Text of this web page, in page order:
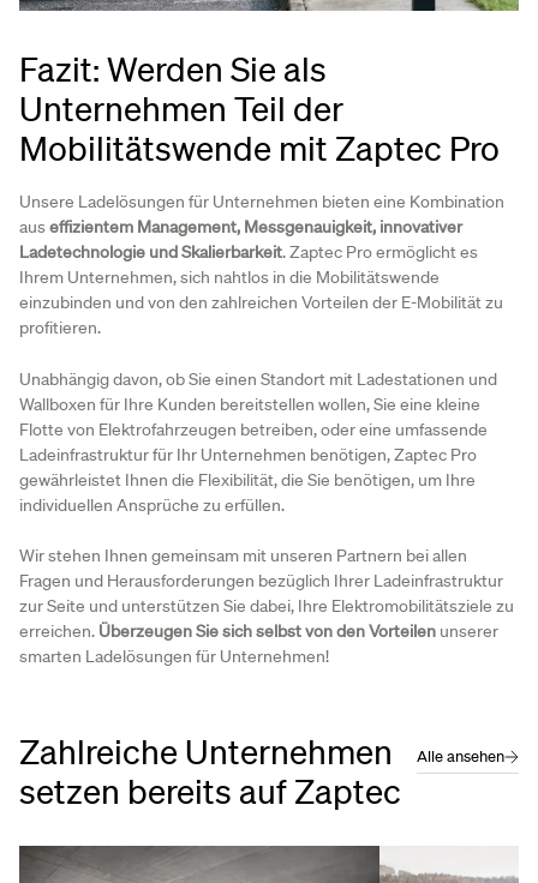
Fazit: Werden Sie als
Unternehmen Teil der
Mobilitätswende mit Zaptec Pro
Unsere Ladelösungen für Unternehmen bieten eine Kombination
auseffizientem Management, Messgenauigkeit, innovativer
Ladetechnologie und Skalierbarkeit. Zaptec Pro ermöglicht es
Ihrem Unternehmen, sich nahtlos in die Mobilitätswende
einzubinden und von den zahlreichen Vorteilen der E-Mobilität zu
profitieren.
Unabhängig davon, ob Sie einen Standort mit Ladestationen und
Wallboxen für Ihre Kunden bereitstellen wollen, Sie eine kleine
Flotte von Elektrofahrzeugen betreiben, oder eine umfassende
Ladeinfrastruktur für Ihr Unternehmen benötigen, Zaptec Pro
gewährleistet Ihnen die Flexibilität, die Sie benötigen, um Ihre
individuellen Ansprüche zu erfüllen.
Wir stehen Ihnen gemeinsam mit unseren Partnern bei allen
Fragen und Herausforderungen bezüglich Ihrer Ladeinfrastruktur
zur Seite und unterstützen Sie dabei, Ihre Elektromobilitätsziele zu
erreichen. Überzeugen Sie sich selbst von den Vorteilen unserer
smarten Ladelösungen für Unternehmen!
Zahlreiche Unternehmen
setzen bereits auf Zaptec
Alle ansehen